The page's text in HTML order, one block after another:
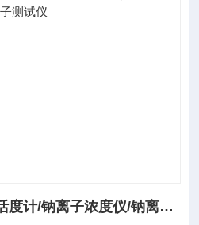
钠离子浓度计/钠离子活度计/钠离子浓度仪/钠离子活度仪/钠离子检测仪/钠离子测试仪